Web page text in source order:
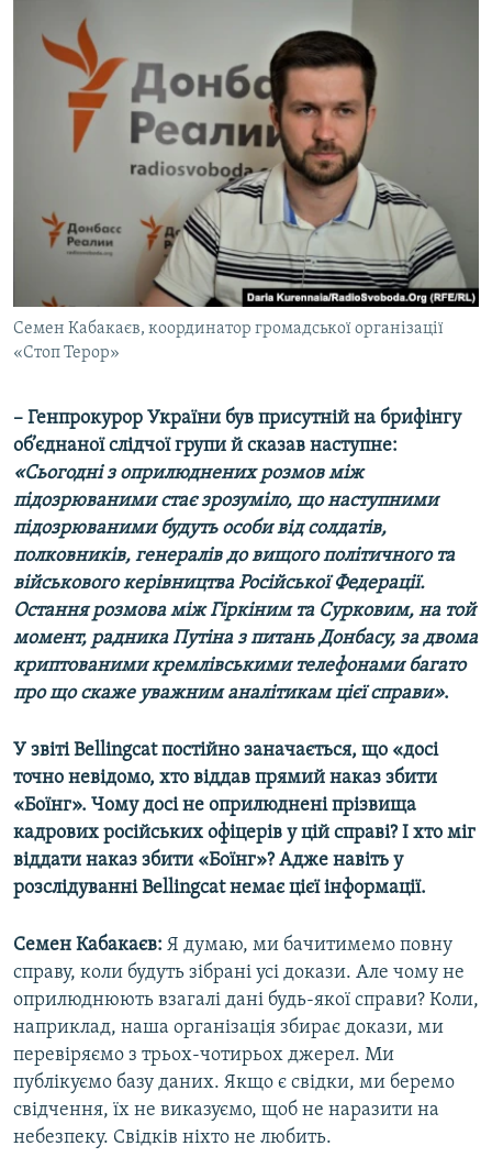
Семен Кабакаєв, координатор громадської організації
«Стоп Терор»
– Генпрокурор України був присутній на брифінгу
об’єднаної слідчої групи й сказав наступне:
«Сьогодні з оприлюднених розмов між
підозрюваними стає зрозуміло, що наступними
підозрюваними будуть особи від солдатів,
полковників, генералів до вищого політичного та
військового керівництва Російської Федерації.
Остання розмова між Гіркіним та Сурковим, на той
момент, радника Путіна з питань Донбасу, за двома
криптованими кремлівськими телефонами багато
про що скаже уважним аналітикам цієї справи».
У звіті Bellingcat постійно заначається, що «досі
точно невідомо, хто віддав прямий наказ збити
«Боїнг». Чому досі не оприлюднені прізвища
кадрових російських офіцерів у цій справі? І хто міг
віддати наказ збити «Боїнг»? Адже навіть у
розслідуванні Bellingcat немає цієї інформації.
Семен Кабакаєв: Я думаю, ми бачитимемо повну
справу, коли будуть зібрані усі докази. Але чому не
оприлюднюють взагалі дані будь-якої справи? Коли,
наприклад, наша організація збирає докази, ми
перевіряємо з трьох-чотирьох джерел. Ми
публікуємо базу даних. Якщо є свідки, ми беремо
свідчення, їх не виказуємо, щоб не наразити на
небезпеку. Свідків ніхто не любить.